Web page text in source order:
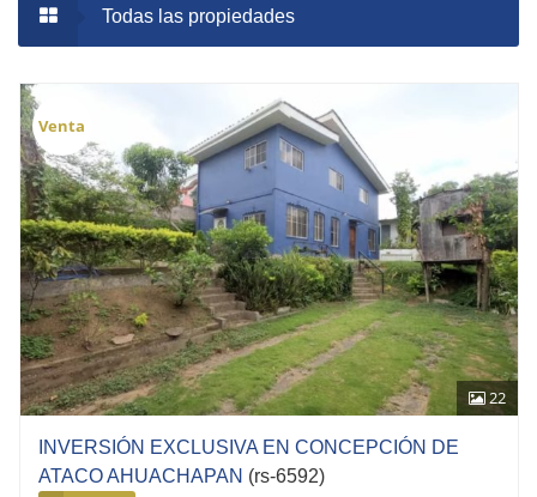
Todas las propiedades
22
Venta
INVERSIÓN EXCLUSIVA EN CONCEPCIÓN DE
ATACO AHUACHAPAN (rs-6592)